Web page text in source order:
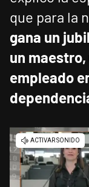
que para la
gana un
un
empleado